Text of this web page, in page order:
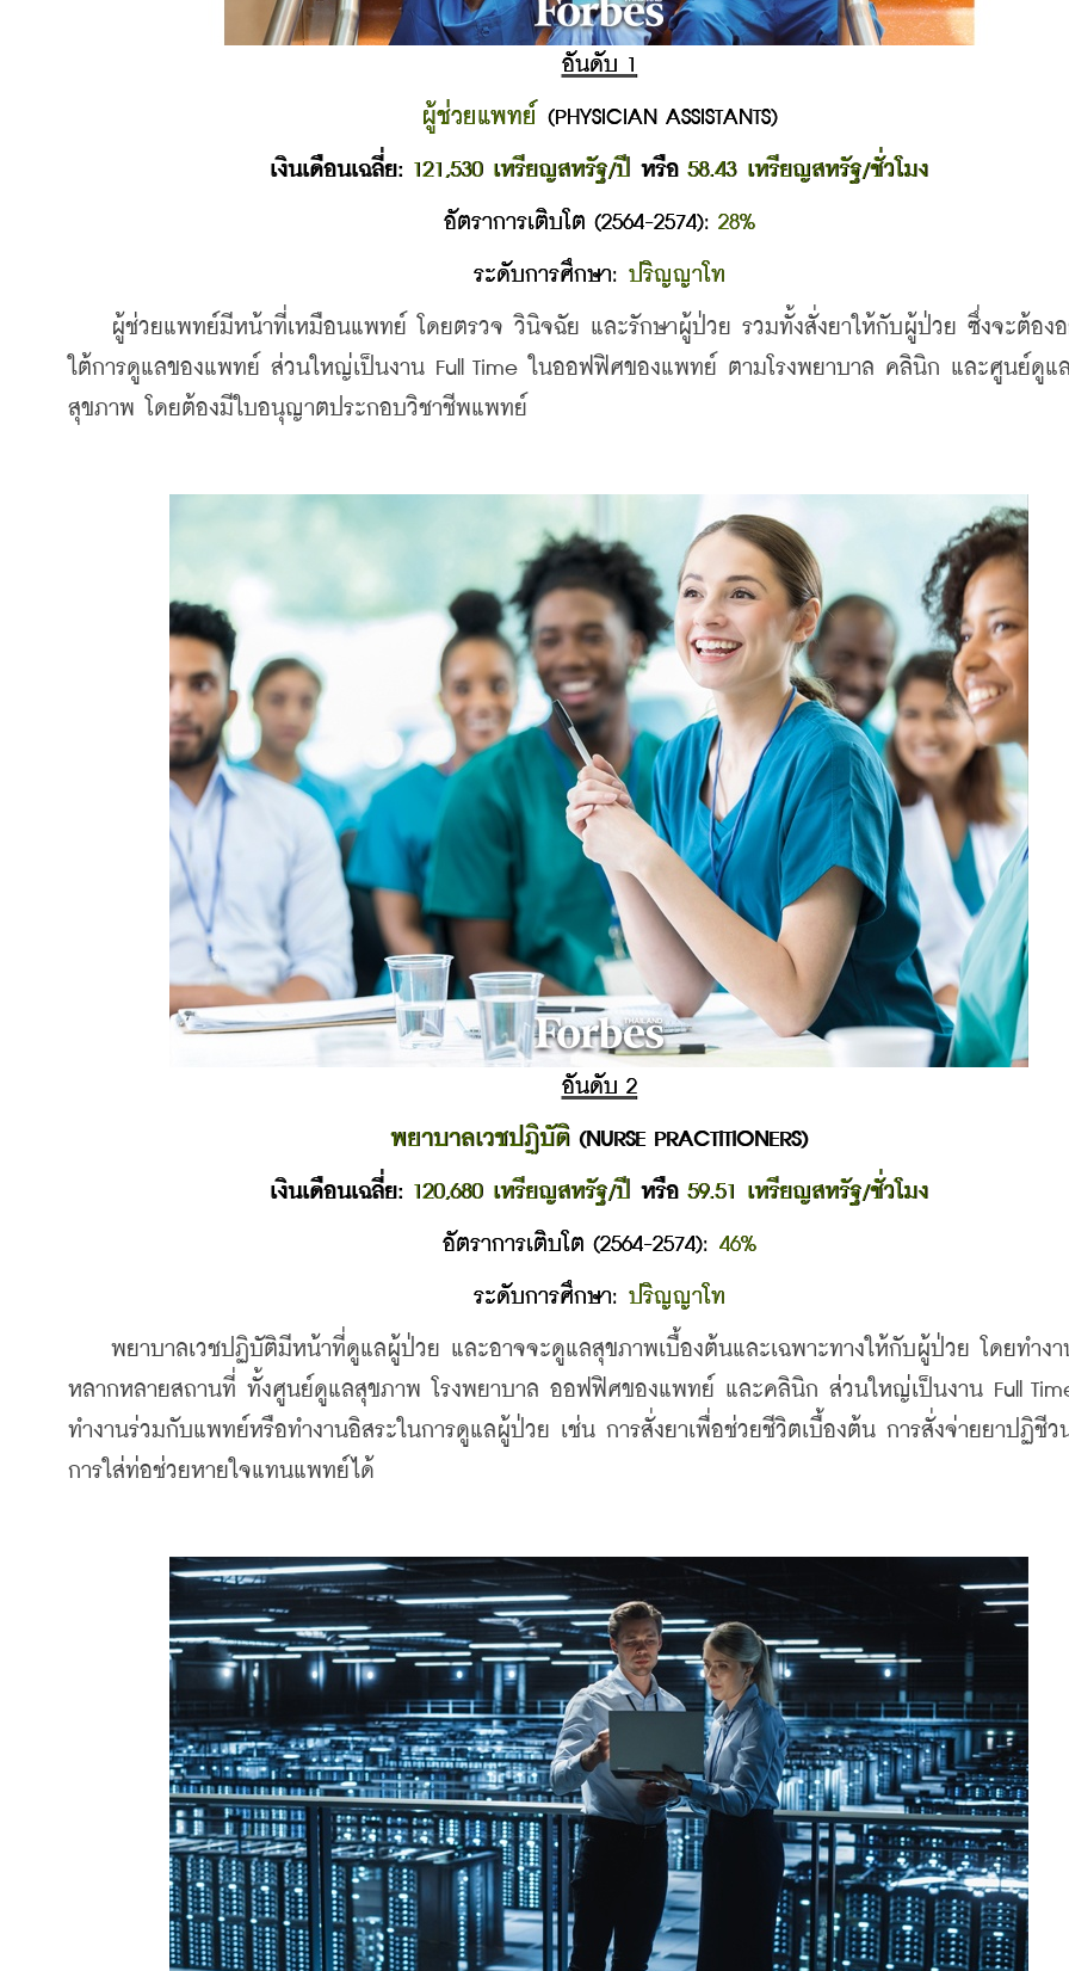
อันดับ 1
ผู้ช่วยแพทย์ (PHYSICIAN ASSISTANTS)
เงินเดือนเฉลี่ย: 121,530 เหรียญสหรัฐ/ปี หรือ 58.43 เหรียญสหรัฐ/ชั่วโมง
อัตราการเติบโต (2564-2574): 28%
ระดับการศึกษา: ปริญญาโท
ผู้ช่วยแพทย์มีหน้าที่เหมือนแพทย์ โดยตรวจ วินิจฉัย และรักษาผู้ป่วย รวมทั้งสั่งยาให้กับผู้ป่วย ซึ่งจะต้อง
ใต้การดูแลของแพทย์ ส่วนใหญ่เป็นงาน Full Time ในออฟฟิศของแพทย์ ตามโรงพยาบาล คลินิก และศูนย์ดูแล
สุขภาพ โดยต้องมีใบอนุญาตประกอบวิชาชีพแพทย์
อันดับ 2
พยาบาลเวชปฏิบัติ (NURSE PRACTITIONERS)
เงินเดือนเฉลี่ย: 120,680 เหรียญสหรัฐ/ปี หรือ 59.51 เหรียญสหรัฐ/ชั่วโมง
อัตราการเติบโต (2564-2574): 46%
ระดับการศึกษา: ปริญญาโท
พยาบาลเวชปฏิบัติมีหน้าที่ดูแลผู้ป่วย และอาจจะดูแลสุขภาพเบื้องต้นและเฉพาะทางให้กับผู้ป่วย โดยทำงา
หลากหลายสถานที่ ทั้งศูนย์ดูแลสุขภาพ โรงพยาบาล ออฟฟิศของแพทย์ และคลินิก ส่วนใหญ่เป็นงาน Full
ทำงานร่วมกับแพทย์หรือทำงานอิสระในการดูแลผู้ป่วย เช่น การสั่งยาเพื่อช่วยชีวิตเบื้องต้น การสั่งจ่ายยาปฏิชีว
การใส่ท่อช่วยหายใจแทนแพทย์ได้